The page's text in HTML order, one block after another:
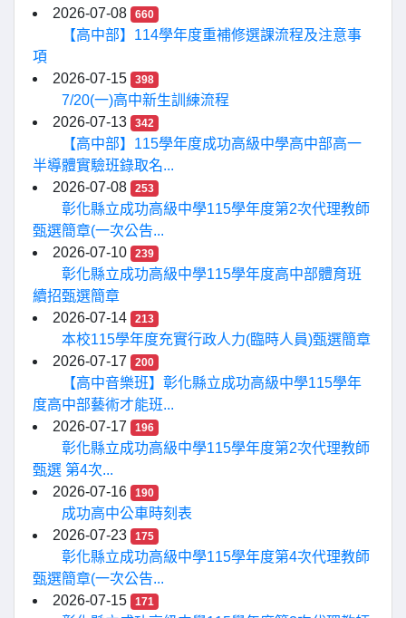
2026-07-08
660
【高中部】114學年度重補修選課流程及注意事
項
2026-07-15
398
7/20(一)高中新生訓練流程
2026-07-13
342
【高中部】115學年度成功高級中學高中部高一
半導體實驗班錄取名...
2026-07-08
253
彰化縣立成功高級中學115學年度第2次代理教師
甄選簡章(一次公告...
2026-07-10
239
彰化縣立成功高級中學115學年度高中部體育班
續招甄選簡章
2026-07-14
213
本校115學年度充實行政人力(臨時人員)甄選簡章
2026-07-17
200
【高中音樂班】彰化縣立成功高級中學115學年
度高中部藝術才能班...
2026-07-17
196
彰化縣立成功高級中學115學年度第2次代理教師
甄選 第4次...
2026-07-16
190
成功高中公車時刻表
2026-07-23
175
彰化縣立成功高級中學115學年度第4次代理教師
甄選簡章(一次公告...
2026-07-15
171